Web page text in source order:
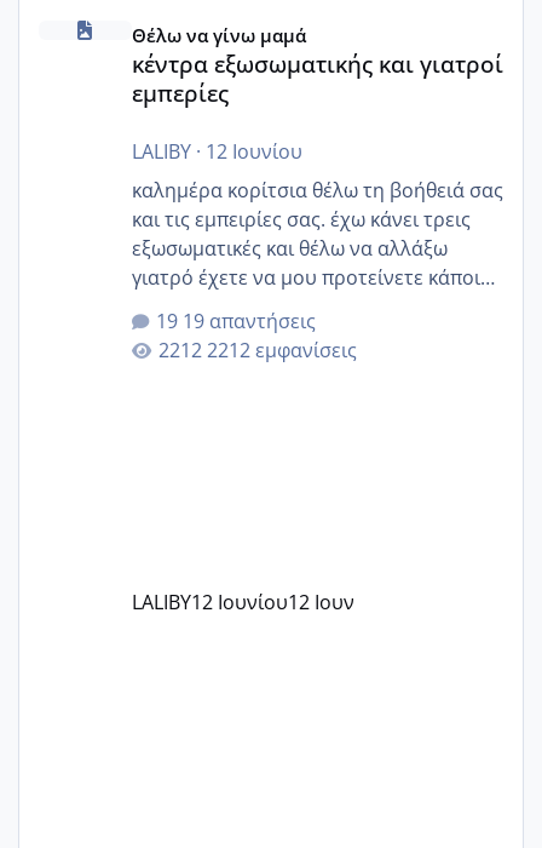
κέντρα εξωσωματικής και γιατροί εμπερίες
Θέλω να γίνω μαμά
κέντρα εξωσωματικής και γιατροί
εμπερίες
LALIBY· 12 Ιουνίου
καλημέρα κορίτσια θέλω τη βοήθειά σας
και τις εμπειρίες σας. έχω κάνει τρεις
εξωσωματικές και θέλω να αλλάξω
γιατρό έχετε να μου προτείνετε κάποιον
που μείνατε ευχαριστημένες και είχατε
επιιτυχία? έκανα στο υγεία με τον
ζερβομανωλάκη (δεν το εψαξε καθόλου
19 απαντήσεις
2212 εμφανίσεις
LALIBY12 Ιουνίου12 Ιουν